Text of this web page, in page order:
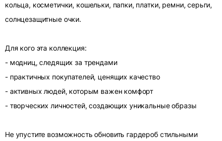
кольца, косметички, кошельки, папки, платки, ремни, серьги,
солнцезащитные очки.
Для кого эта коллекция:
- модниц, следящих за трендами
- практичных покупателей, ценящих качество
- активных людей, которым важен комфорт
- творческих личностей, создающих уникальные образы
Не упустите возможность обновить гардероб стильными